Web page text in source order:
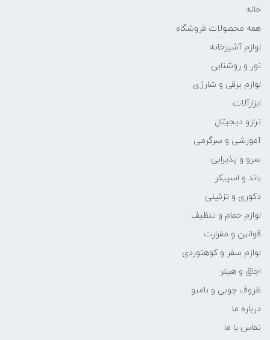
خانه
همه محصولات فروشگاه
لوازم آشپزخانه
نور و روشنایی
لوازم برقی و شارژی
ابزارآلات
ترازو دیجیتال
آموزشی و سرگرمی
سرو و پذیرایی
باند و اسپیکر
دکوری و تزئینی
لوازم حمام و تنظیف
قوانین و مقرارت
لوازم سفر و کوهنوردی
اجاق و هیتر
ظروف چوبی و بامبو
درباره ما
تماس با ما